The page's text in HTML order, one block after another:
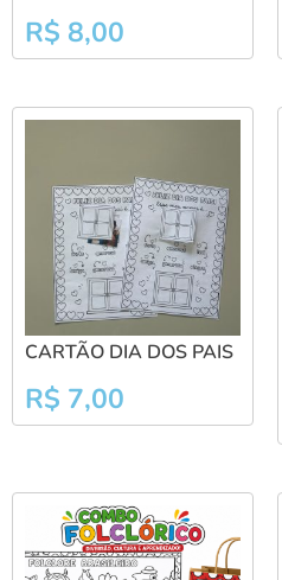
R$ 8,00
CARTÃO DIA DOS PAIS
R$ 7,00